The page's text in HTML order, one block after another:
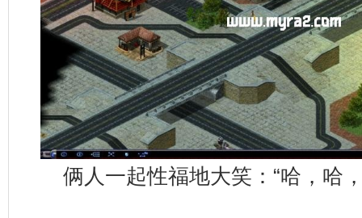
俩人一起性福地大笑：“哈，哈，